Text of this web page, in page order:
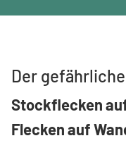
Der
Stockflecken
Flecken auf